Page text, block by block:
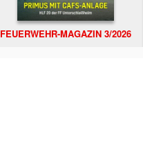
FEUERWEHR-MAGAZIN 3/2026